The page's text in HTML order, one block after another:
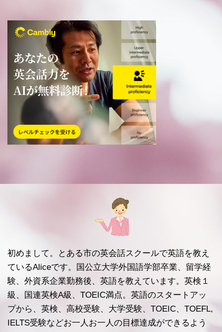
初めまして。とある市の英会話スクールで英語を教え
ているAliceです。国公立大学外国語学部卒業、留学経
験、外資系企業勤務後、英語を教えています。英検１
級、国連英検A級、TOEIC満点。英語のスタートアッ
プから、英検、高校受験、大学受験、TOEIC、TOEFL,
IELTS受験などお一人お一人の目標達成ができるよう